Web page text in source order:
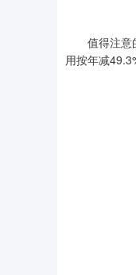
值得注意的
用按年减